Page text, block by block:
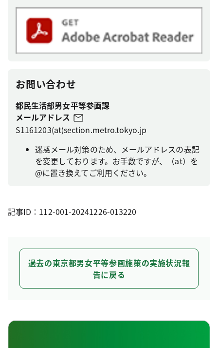
お問い合わせ
都民生活部男女平等参画課
メールアドレス
S1161203(at)section.metro.tokyo.jp
迷惑メール対策のため、メールアドレスの表記
を変更しております。お手数ですが、（at）を
@に置き換えてご利用ください。
記事ID：112-001-20241226-013220
過去の東京都男女平等参画施策の実施状況報
告に戻る